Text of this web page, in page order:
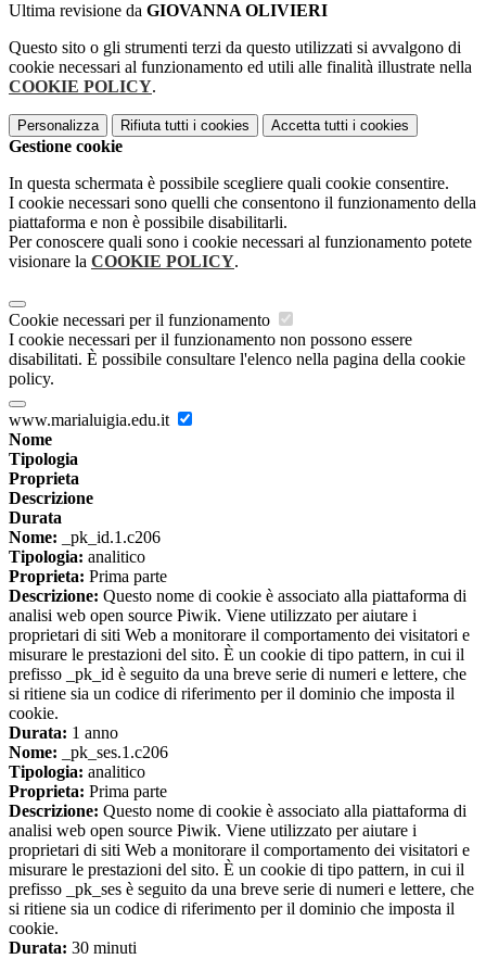
Ultima revisione da GIOVANNA OLIVIERI
Questo sito o gli strumenti terzi da questo utilizzati si avvalgono di
cookie necessari al funzionamento ed utili alle finalità illustrate nella
COOKIE POLICY.
Personalizza Rifiuta tutti i cookies Accetta tutti i cookies
Gestione cookie
In questa schermata è possibile scegliere quali cookie consentire.
I cookie necessari sono quelli che consentono il funzionamento della
piattaforma e non è possibile disabilitarli.
Per conoscere quali sono i cookie necessari al funzionamento potete
visionare la COOKIE POLICY.
Cookie necessari per il funzionamento
I cookie necessari per il funzionamento non possono essere
disabilitati. È possibile consultare l'elenco nella pagina della cookie
policy.
www.marialuigia.edu.it
Nome
Tipologia
Proprieta
Descrizione
Durata
Nome: _pk_id.1.c206
Tipologia: analitico
Proprieta: Prima parte
Descrizione: Questo nome di cookie è associato alla piattaforma di
analisi web open source Piwik. Viene utilizzato per aiutare i
proprietari di siti Web a monitorare il comportamento dei visitatori e
misurare le prestazioni del sito. È un cookie di tipo pattern, in cui il
prefisso _pk_id è seguito da una breve serie di numeri e lettere, che
si ritiene sia un codice di riferimento per il dominio che imposta il
cookie.
Durata: 1 anno
Nome: _pk_ses.1.c206
Tipologia: analitico
Proprieta: Prima parte
Descrizione: Questo nome di cookie è associato alla piattaforma di
analisi web open source Piwik. Viene utilizzato per aiutare i
proprietari di siti Web a monitorare il comportamento dei visitatori e
misurare le prestazioni del sito. È un cookie di tipo pattern, in cui il
prefisso _pk_ses è seguito da una breve serie di numeri e lettere, che
si ritiene sia un codice di riferimento per il dominio che imposta il
cookie.
Durata: 30 minuti